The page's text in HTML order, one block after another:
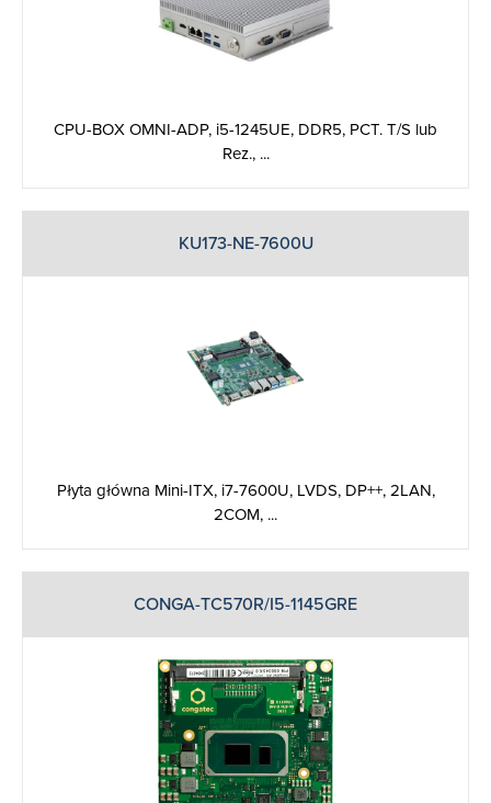
CPU-BOX OMNI-ADP, i5-1245UE, DDR5, PCT. T/S lub
Rez., ...
KU173-NE-7600U
Płyta główna Mini-ITX, i7-7600U, LVDS, DP++, 2LAN,
2COM, ...
CONGA-TC570R/I5-1145GRE